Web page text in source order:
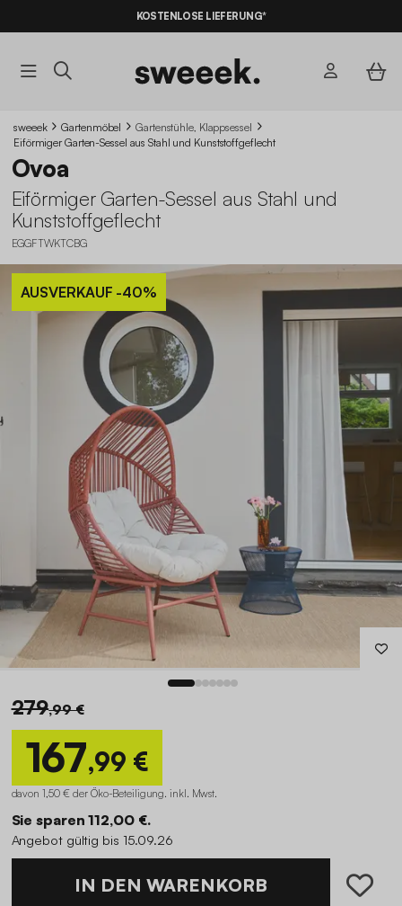
KOSTENLOSE LIEFERUNG*
sweeek Gartenmöbel
Gartenstühle, Klappsessel
Eiförmiger Garten-Sessel aus Stahl und Kunststoffgeflecht
Ovoa
Eiförmiger Garten-Sessel aus Stahl und
Kunststoffgeflecht
EGGFTWKTCBG
AUSVERKAUF -40%
279,99 €
167,99 €
davon 1,50 € der Öko-Beteiligung. inkl. Mwst.
Sie sparen 112,00 €.
Angebot gültig bis 15.09.26
IN DEN WARENKORB